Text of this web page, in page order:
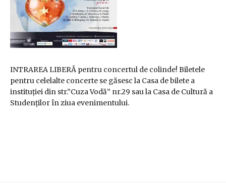
INTRAREA LIBERĂ pentru concertul de colinde! Biletele
pentru celelalte concerte se găsesc la Casa de bilete a
instituției din str.”Cuza Vodă” nr.29 sau la Casa de Cultură a
Studenților în ziua evenimentului.